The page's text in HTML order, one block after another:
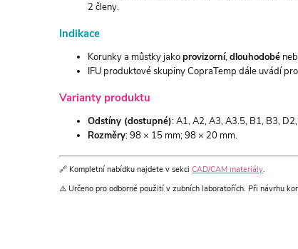
2 členy.
Indikace
Korunky a můstky jakoprovizorní,dlouhodobé
IFU produktové skupiny CopraTemp dále uvádí
Varianty produktu
Odstíny (dostupné): A1, A2, A3, A3.5, B1, B3,
Rozměry: 98 × 15 mm; 98 × 20 mm.
🔗 Kompletní nabídku najdete v sekci CAD/CAM materiály.
⚠️ Určeno pro odborné použití v zubních laboratořích. Při návrhu